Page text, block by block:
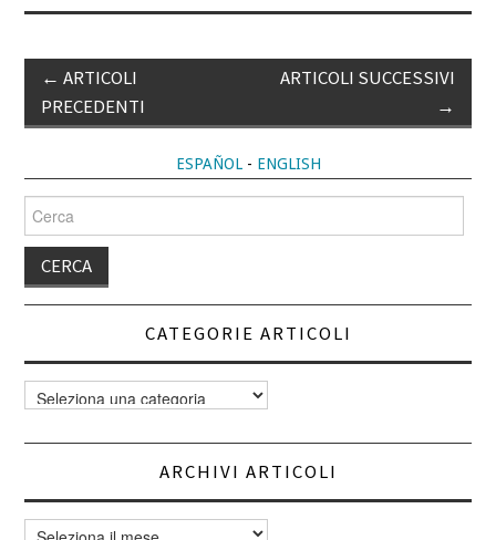
Post
navigation
← ARTICOLI
PRECEDENTI
ARTICOLI SUCCESSIVI
→
ESPAÑOL- ENGLISH
per:
CATEGORIE ARTICOLI
Categorie
articoli
ARCHIVI ARTICOLI
Archivi